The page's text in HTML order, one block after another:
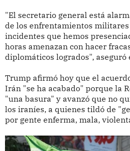
"El secretario general está
de los enfrentamientos militares
incidentes que hemos
horas amenazan con hacer
diplomáticos logrados", aseguró
Trump afirmó hoy que el
Irán "se ha acabado" porque la
"una basura" y avanzó que no
los iraníes, a quienes tildó de
por gente enferma, mala,